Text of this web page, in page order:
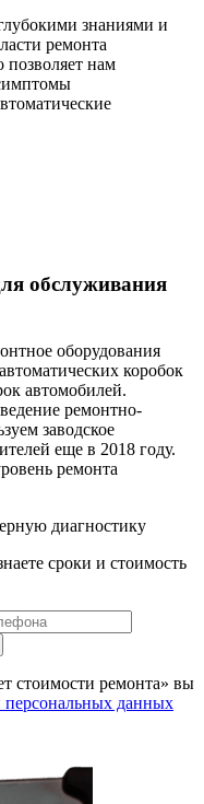
знаниями и
ремонта
позволяет нам
обслуживания
оборудования
коробок
автомобилей.
ремонтно-
заводское
еще в 2018 году.
ремонта
диагностику
сроки и стоимость
стоимости ремонта» вы
персональных данных